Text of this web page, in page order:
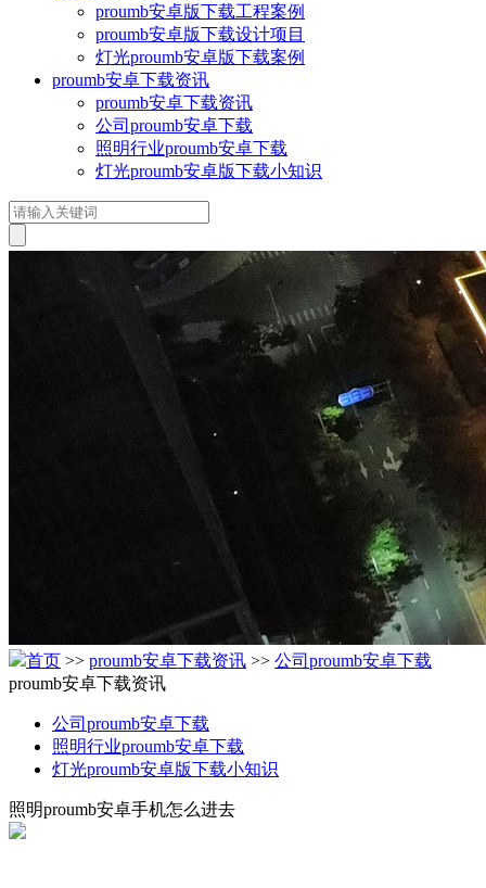
proumb安卓版下载工程案例
proumb安卓版下载设计项目
灯光proumb安卓版下载案例
proumb安卓下载资讯
proumb安卓下载资讯
公司proumb安卓下载
照明行业proumb安卓下载
灯光proumb安卓版下载小知识
首页 >> proumb安卓下载资讯 >> 公司proumb安卓下载
proumb安卓下载资讯
公司proumb安卓下载
照明行业proumb安卓下载
灯光proumb安卓版下载小知识
照明proumb安卓手机怎么进去